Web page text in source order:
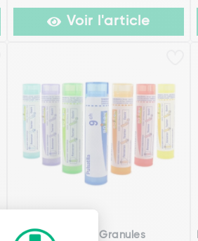
Voir l'article
Boiron Pulsatilla Granules